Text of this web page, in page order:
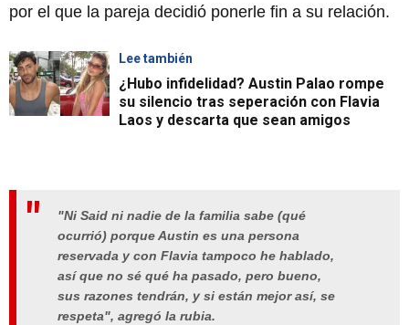
por el que la pareja decidió ponerle fin a su relación.
Lee también
¿Hubo infidelidad? Austin Palao rompe
su silencio tras seperación con Flavia
Laos y descarta que sean amigos
"Ni Said ni nadie de la familia sabe (qué
ocurrió) porque Austin es una persona
reservada y con Flavia tampoco he hablado,
así que no sé qué ha pasado, pero bueno,
sus razones tendrán, y si están mejor así, se
respeta", agregó la rubia.